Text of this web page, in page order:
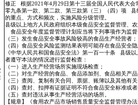
修正
根据2021年4月29日第十三届全国人民代表大
零九条第一款、第二款、第三款第（三）（四）项
县
的重点、方式和频次，实施风险分级管理。
县级以上地方人民政府组织本级食品安全监督管理、
食品安全年度监督管理计划应当将下列事项作为监
（三）发生食品安全事故风险较高的食品生产经营者；
（四）食品安全风险监测结果表明可能存在食品安全
《中华人民共和国食品安全法》第一百一十条
县级以
者遵守本法的情况进行监督检查：
（一）进入生产经营场所实施现场检查；
（二）对生产经营的食品、食品添加剂、食品相关产
（三）查阅、复制有关合同、票据、账簿以及其他有
（四）查封、扣押有证据证明不符合食品安全标准或
（五）查封违法从事生产经营活动的场所。
【规章】《食用农产品市场销售质量安全监督管理办